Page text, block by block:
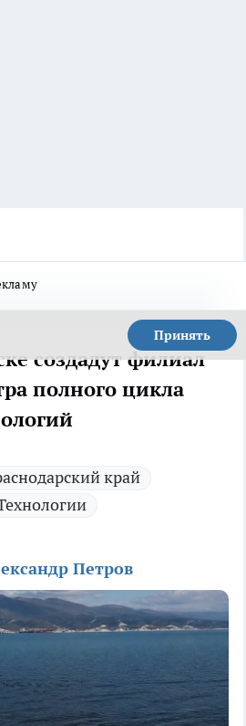
Принять
создадут филиал
полного цикла
край
Петров